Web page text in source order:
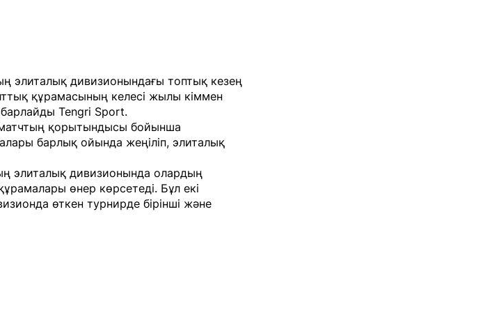
элиталық дивизионындағы топтық кезең
құрамасының келесі жылы кіммен
Tengri Sport.
матчтың қорытындысы бойынша
барлық ойында жеңіліп, элиталық
элиталық дивизионында олардың
өнер көрсетеді. Бұл екі
өткен турнирде бірінші және